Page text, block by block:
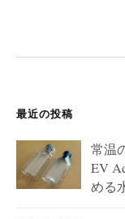
ン
最近の投稿
常温
EV
める